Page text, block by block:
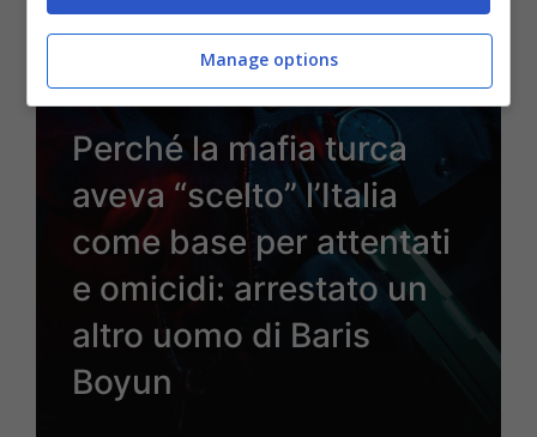
Perché la mafia turca
aveva “scelto” l’Italia
come base per attentati
e omicidi: arrestato un
altro uomo di Baris
Boyun
Manage options